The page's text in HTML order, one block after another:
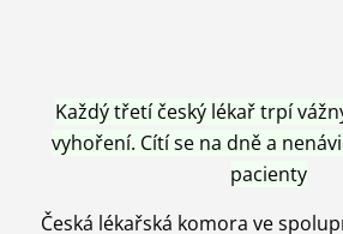
Každý třetí český lékař trpí
vyhoření. Cítí se na dně a
pacienty
Česká lékařská komora ve